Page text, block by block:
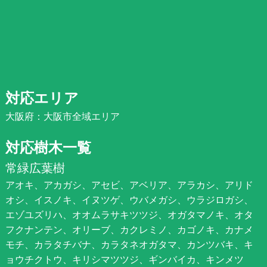
対応エリア
大阪府：大阪市全域エリア
対応樹木一覧
常緑広葉樹
アオキ、アカガシ、アセビ、アベリア、アラカシ、アリド
オシ、イスノキ、イヌツゲ、ウバメガシ、ウラジロガシ、
エゾユズリハ、オオムラサキツツジ、オガタマノキ、オタ
フクナンテン、オリーブ、カクレミノ、カゴノキ、カナメ
モチ、カラタチバナ、カラタネオガタマ、カンツバキ、キ
ョウチクトウ、キリシマツツジ、ギンバイカ、キンメツ